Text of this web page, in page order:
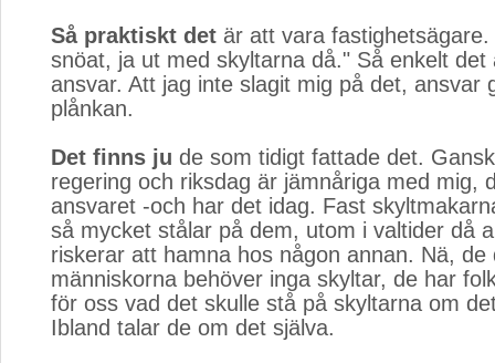
Så praktiskt det är att vara
snöat, ja ut med skyltarna då." Så enkelt det
ansvar. Att jag inte slagit mig på det, ansvar
plånkan.
Det finns ju de som tidigt fattade det.
regering och riksdag är jämnåriga med mig,
ansvaret -och har det idag. Fast
så mycket stålar på dem, utom i valtider då
riskerar att hamna hos någon annan. Nä, de
människorna behöver inga skyltar, de har
för oss vad det skulle stå på skyltarna om
Ibland talar de om det själva.